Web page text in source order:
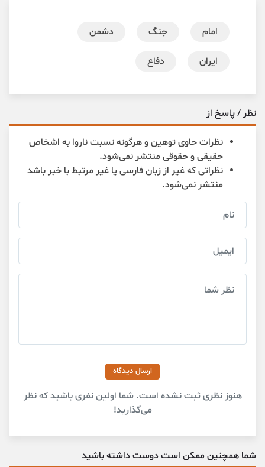
امام جنگ دشمن
ایران دفاع
نظر / پاسخ از
نظرات حاوی توهین و هرگونه نسبت ناروا به اشخاص
حقیقی و حقوقی منتشر نمی‌شود.
نظراتی که غیر از زبان فارسی یا غیر مرتبط با خبر باشد
منتشر نمی‌شود.
ارسال دیدگاه
هنوز نظری ثبت نشده است. شما اولین نفری باشید که نظر
می‌گذارید!
شما همچنین ممکن است دوست داشته باشید